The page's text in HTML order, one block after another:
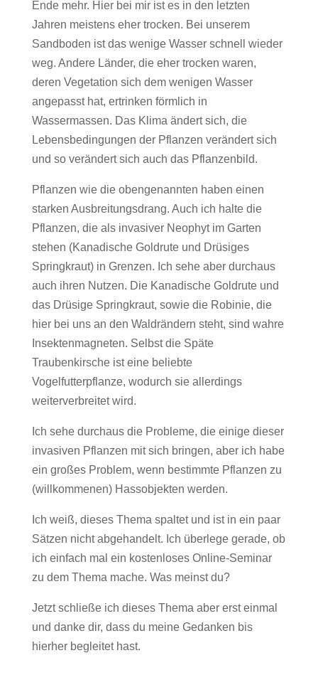
Ende mehr. Hier bei mir ist es in den letzten
Jahren meistens eher trocken. Bei unserem
Sandboden ist das wenige Wasser schnell wieder
weg. Andere Länder, die eher trocken waren,
deren Vegetation sich dem wenigen Wasser
angepasst hat, ertrinken förmlich in
Wassermassen. Das Klima ändert sich, die
Lebensbedingungen der Pflanzen verändert sich
und so verändert sich auch das Pflanzenbild.
Pflanzen wie die obengenannten haben einen
starken Ausbreitungsdrang. Auch ich halte die
Pflanzen, die als invasiver Neophyt im Garten
stehen (Kanadische Goldrute und Drüsiges
Springkraut) in Grenzen. Ich sehe aber durchaus
auch ihren Nutzen. Die Kanadische Goldrute und
das Drüsige Springkraut, sowie die Robinie, die
hier bei uns an den Waldrändern steht, sind wahre
Insektenmagneten. Selbst die Späte
Traubenkirsche ist eine beliebte
Vogelfutterpflanze, wodurch sie allerdings
weiterverbreitet wird.
Ich sehe durchaus die Probleme, die einige dieser
invasiven Pflanzen mit sich bringen, aber ich habe
ein großes Problem, wenn bestimmte Pflanzen zu
(willkommenen) Hassobjekten werden.
Ich weiß, dieses Thema spaltet und ist in ein paar
Sätzen nicht abgehandelt. Ich überlege gerade, ob
ich einfach mal ein kostenloses Online-Seminar
zu dem Thema mache. Was meinst du?
Jetzt schließe ich dieses Thema aber erst einmal
und danke dir, dass du meine Gedanken bis
hierher begleitet hast.